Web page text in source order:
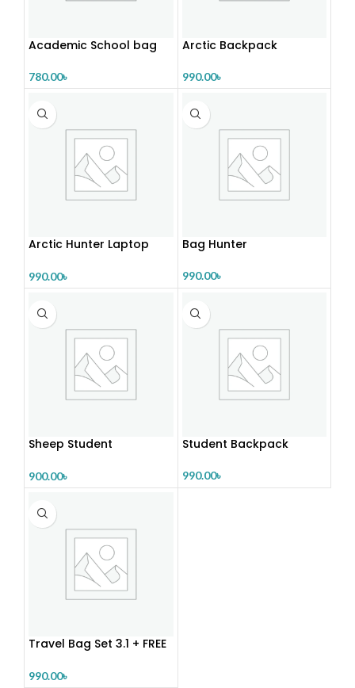
Academic School bag
780.00৳
Arctic Backpack
990.00৳
Arctic Hunter Laptop
990.00৳
Bag Hunter
990.00৳
Sheep Student
900.00৳
Student Backpack
990.00৳
Travel Bag Set 3.1 + FREE
990.00৳